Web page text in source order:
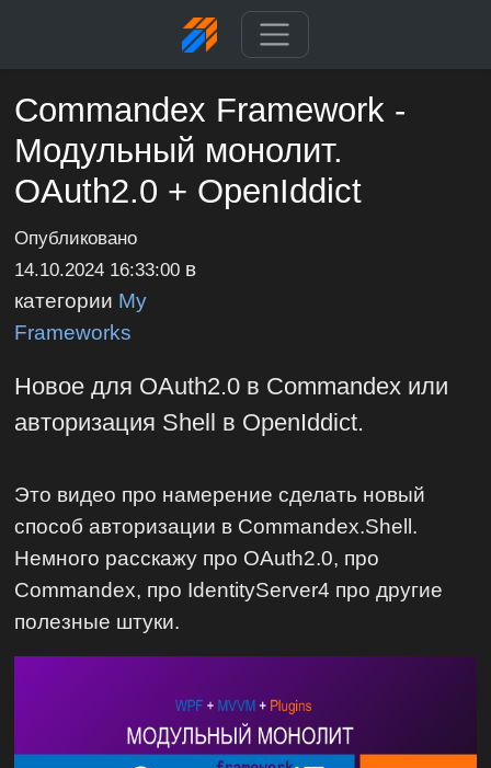
Commandex Framework -
Модульный монолит.
OAuth2.0 + OpenIddict
Опубликовано
14.10.2024 16:33:00 в
категории My
Frameworks
Новое для OAuth2.0 в Commandex или
авторизация Shell в OpenIddict.
Это видео про намерение сделать новый
способ авторизации в Commandex.Shell.
Немного расскажу про OAuth2.0, про
Commandex, про IdentityServer4 про другие
полезные штуки.